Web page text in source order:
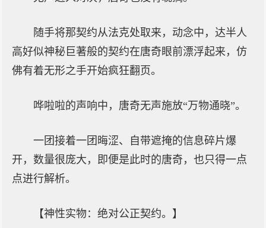
随手将那契约从法克处取来，动念中，达半人
高好似神秘巨著般的契约在唐奇眼前漂浮起来，仿
佛有着无形之手开始疯狂翻页。
哗啦啦的声响中，唐奇无声施放“万物通晓”。
一团接着一团晦涩、自带遮掩的信息碎片爆
开，数量很庞大，即便是此时的唐奇，也只得一点
点进行解析。
【神性实物：绝对公正契约。】